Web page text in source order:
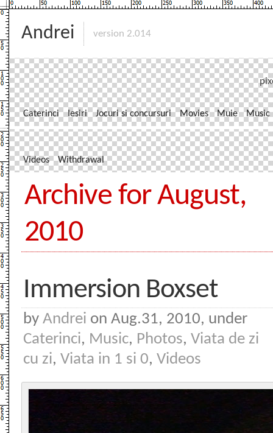
Andrei version 2.014
Caterinci Iesiri Jocuri si concursuri Movies Muie Music
Videos Withdrawal
Archive for August,
2010
Immersion Boxset
by Andrei on Aug.31, 2010, under
Caterinci, Music, Photos, Viata de zi
cu zi, Viata in 1 si 0, Videos